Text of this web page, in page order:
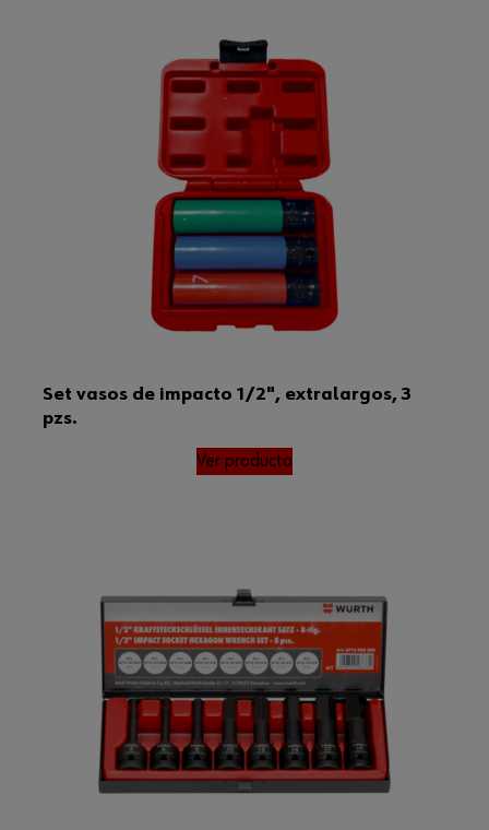
Set vasos de impacto 1/2", extralargos, 3
pzs.
Ver producto